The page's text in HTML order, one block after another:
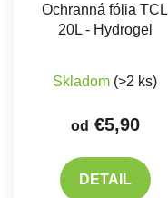
Ochranná fólia TCL
20L - Hydrogel
Skladom (>2 ks)
od €5,90
DETAIL